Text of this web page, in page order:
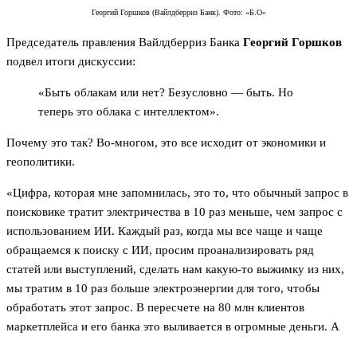
Георгий Горшков (Вайлдберриз Банк). Фото: «Б.О»
Председатель правления Вайлдберриз Банка Георгий Горшков
подвел итоги дискуссии:
«Быть облакам или нет? Безусловно — быть. Но
теперь это облака с интеллектом».
Почему это так? Во-многом, это все исходит от экономики и
геополитики.
«Цифра, которая мне запомнилась, это то, что обычный запрос в
поисковике тратит электричества в 10 раз меньше, чем запрос с
использованием ИИ. Каждый раз, когда мы все чаще и чаще
обращаемся к поиску с ИИ, просим проанализировать ряд
статей или выступлений, сделать нам какую-то выжимку из них,
мы тратим в 10 раз больше электроэнергии для того, чтобы
обработать этот запрос. В пересчете на 80 млн клиентов
маркетплейса и его банка это выливается в огромные деньги. А